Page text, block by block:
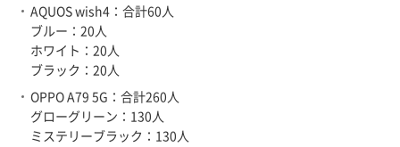
AQUOS wish4：合計60人
ブルー：20人
ホワイト：20人
ブラック：20人
OPPO A79 5G：合計260人
グローグリーン：130人
ミステリーブラック：130人